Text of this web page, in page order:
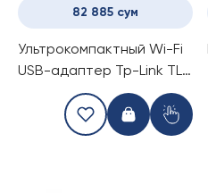
82 885 сум
Ультрокомпактный Wi-Fi
USB-адаптер Tp-Link TL-